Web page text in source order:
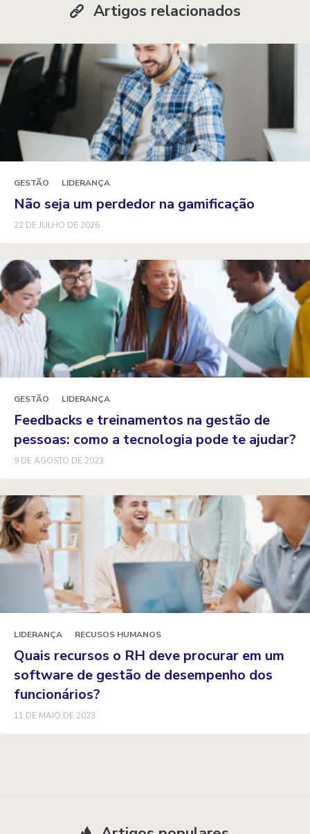
Artigos relacionados
GESTÃO LIDERANÇA
Não seja um perdedor na gamificação
22 DE JULHO DE 2026
GESTÃO LIDERANÇA
Feedbacks e treinamentos na gestão de
pessoas: como a tecnologia pode te ajudar?
9 DE AGOSTO DE 2023
LIDERANÇA RECUSOS HUMANOS
Quais recursos o RH deve procurar em um
software de gestão de desempenho dos
funcionários?
11 DE MAIO DE 2023